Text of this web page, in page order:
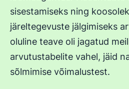
sisestamiseks ning
järeltegevuste jälgimiseks
oluline teave oli jagatud
arvutustabelite vahel, jäid
sõlmimise võimalustest.